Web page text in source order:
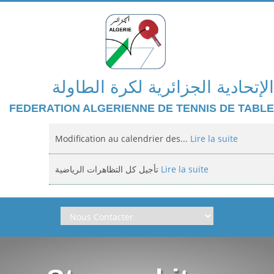
الإتحادية الجزائرية لكرة الطاولة
FEDERATION ALGERIENNE DE TENNIS DE TABLE
Modification au calendrier des... Lire la suite
تأجيل كل التظاهرات الرياضية Lire la suite
Domiciliation des compétitions...Lire la suite